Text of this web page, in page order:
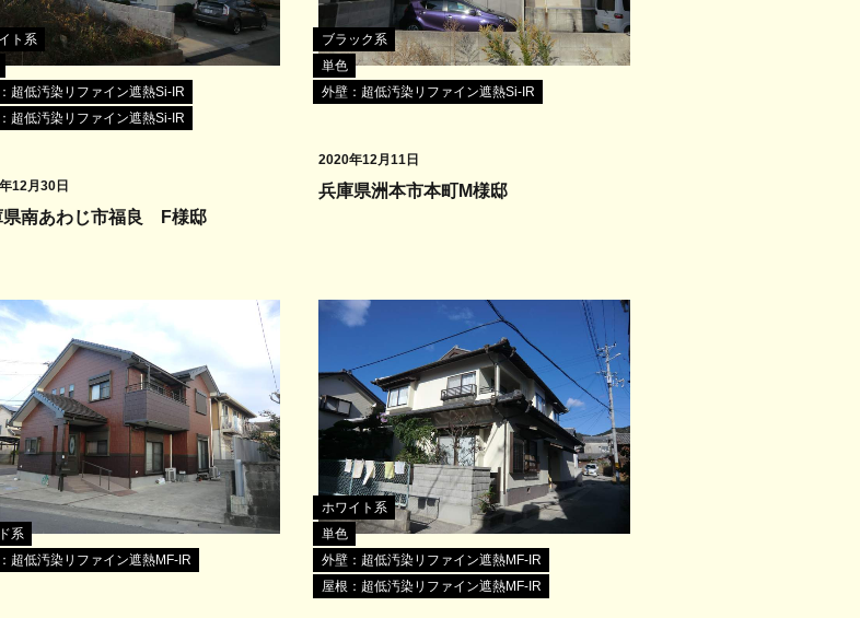
ト系
超低汚染リファイン遮熱Si-IR
超低汚染リファイン遮熱Si-IR
12月30日
県南あわじ市福良 F様邸
ブラック系
単色
外壁：超低汚染リファイン遮熱Si-IR
2020年12月11日
兵庫県洲本市本町M様邸
系
超低汚染リファイン遮熱MF-IR
ホワイト系
単色
外壁：超低汚染リファイン遮熱MF-IR
屋根：超低汚染リファイン遮熱MF-IR